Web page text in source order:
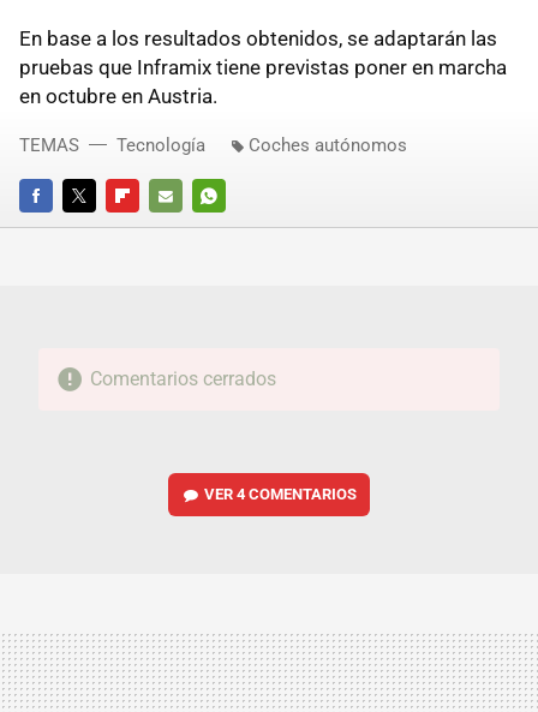
En base a los resultados obtenidos, se adaptarán las
pruebas que Inframix tiene previstas poner en marcha
en octubre en Austria.
FACEBOOKTWITTERFLIPBOARD
E-
WHATSAPP
TEMAS Tecnología Coches autónomos
Comentarios cerrados
VER4 COMENTARIOS